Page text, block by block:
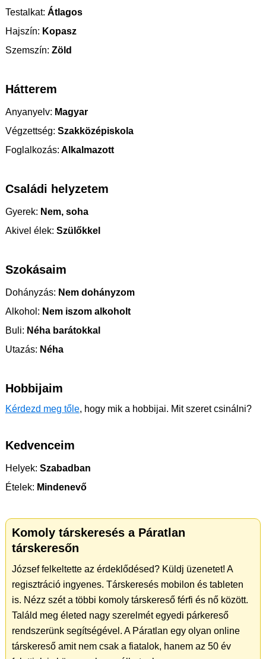
Testalkat: Átlagos
Hajszín: Kopasz
Szemszín: Zöld
Hátterem
Anyanyelv: Magyar
Végzettség: Szakközépiskola
Foglalkozás: Alkalmazott
Családi helyzetem
Gyerek: Nem, soha
Akivel élek: Szülőkkel
Szokásaim
Dohányzás: Nem dohányzom
Alkohol: Nem iszom alkoholt
Buli: Néha barátokkal
Utazás: Néha
Hobbijaim
Kérdezd meg tőle, hogy mik a hobbijai. Mit szeret csinálni?
Kedvenceim
Helyek: Szabadban
Ételek: Mindenevő
Komoly társkeresés a Páratlan
társkeresőn
József felkeltette az érdeklődésed? Küldj üzenetet! A
regisztráció ingyenes. Társkeresés mobilon és tableten
is. Nézz szét a többi komoly társkereső férfi és nő között.
Találd meg életed nagy szerelmét egyedi párkereső
rendszerünk segítségével. A Páratlan egy olyan online
társkereső amit nem csak a fiatalok, hanem az 50 év